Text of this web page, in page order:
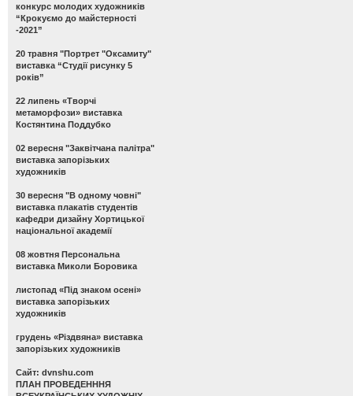
конкурс молодих художників
“Крокуємо до майстерності
-2021”
20 травня "Портрет "Оксамиту"
виставка “Студії рисунку 5
років”
22 липень «Творчі
метаморфози» виставка
Костянтина Поддубко
02 вересня "Заквітчана палітра"
виставка запорізьких
художників
30 вересня "В одному човні"
виставка плакатів студентів
кафедри дизайну Хортицької
національної академії
08 жовтня Персональна
виставка Миколи Боровика
листопад «Під знаком осені»
виставка запорізьких
художників
грудень «Різдвяна» виставка
запорізьких художників
Сайт: dvnshu.com
ПЛАН ПРОВЕДЕНННЯ